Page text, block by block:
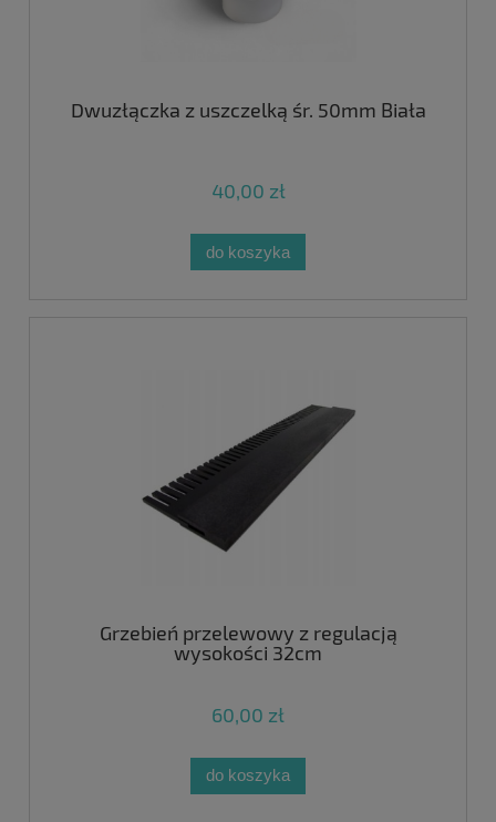
Dwuzłączka z uszczelką śr. 50mm Biała
40,00 zł
do koszyka
Grzebień przelewowy z regulacją
wysokości 32cm
60,00 zł
do koszyka